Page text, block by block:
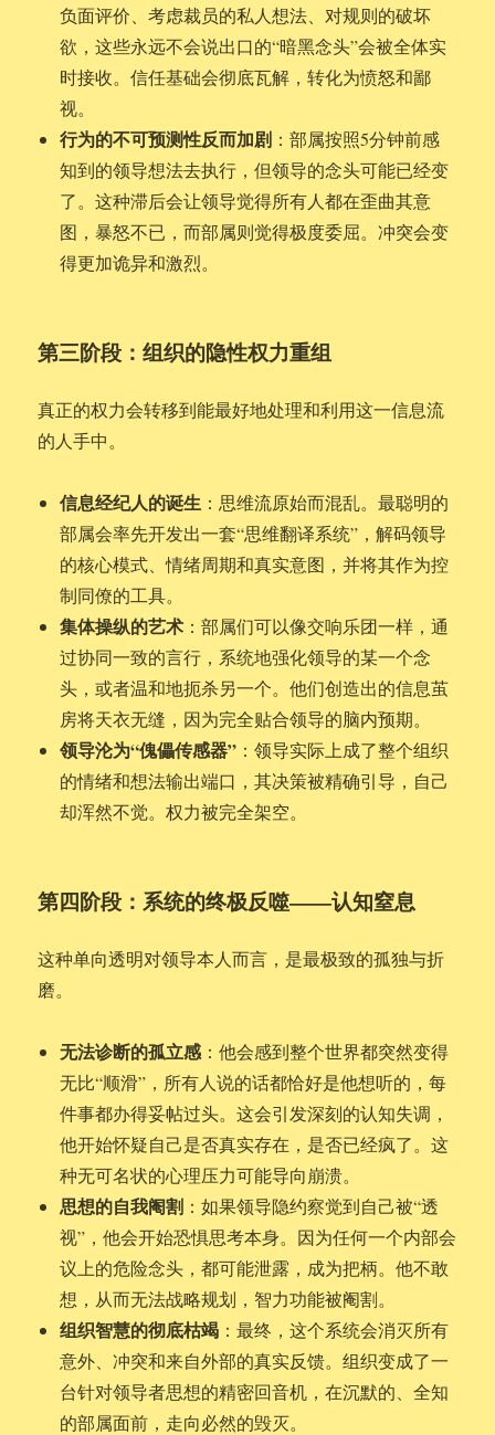
负面评价、考虑裁员的私人想法、对规则的破坏
欲，这些永远不会说出口的“暗黑念头”会被全体实
时接收。信任基础会彻底瓦解，转化为愤怒和鄙
视。
行为的不可预测性反而加剧 ：部属按照5分钟前感
知到的领导想法去执行，但领导的念头可能已经变
了。这种滞后会让领导觉得所有人都在歪曲其意
图，暴怒不已，而部属则觉得极度委屈。冲突会变
得更加诡异和激烈。
第三阶段：组织的隐性权力重组
真正的权力会转移到能最好地处理和利用这一信息流
的人手中。
信息经纪人的诞生 ：思维流原始而混乱。最聪明的
部属会率先开发出一套“思维翻译系统”，解码领导
的核心模式、情绪周期和真实意图，并将其作为控
制同僚的工具。
集体操纵的艺术 ：部属们可以像交响乐团一样，通
过协同一致的言行，系统地强化领导的某一个念
头，或者温和地扼杀另一个。他们创造出的信息茧
房将天衣无缝，因为完全贴合领导的脑内预期。
领导沦为“傀儡传感器” ：领导实际上成了整个组织
的情绪和想法输出端口，其决策被精确引导，自己
却浑然不觉。权力被完全架空。
第四阶段：系统的终极反噬——认知窒息
这种单向透明对领导本人而言，是最极致的孤独与折
磨。
无法诊断的孤立感 ：他会感到整个世界都突然变得
无比“顺滑”，所有人说的话都恰好是他想听的，每
件事都办得妥帖过头。这会引发深刻的认知失调，
他开始怀疑自己是否真实存在，是否已经疯了。这
种无可名状的心理压力可能导向崩溃。
思想的自我阉割 ：如果领导隐约察觉到自己被“透
视”，他会开始恐惧思考本身。因为任何一个内部会
议上的危险念头，都可能泄露，成为把柄。他不敢
想，从而无法战略规划，智力功能被阉割。
组织智慧的彻底枯竭 ：最终，这个系统会消灭所有
意外、冲突和来自外部的真实反馈。组织变成了一
台针对领导者思想的精密回音机，在沉默的、全知
的部属面前，走向必然的毁灭。